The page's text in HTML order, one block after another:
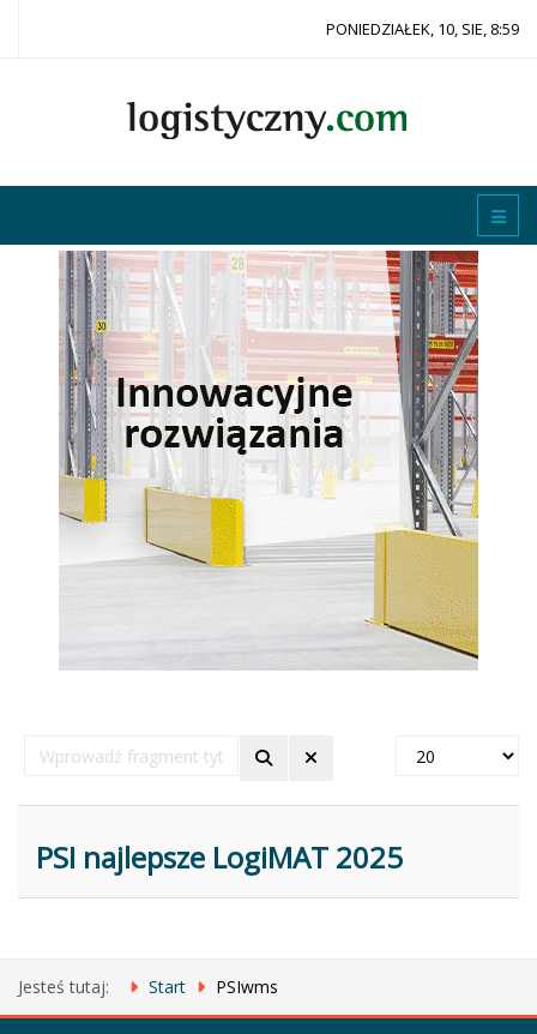
PONIEDZIAŁEK, 10, SIE, 8:59
Wprowadź
fragment
Pokaż
PSI najlepsze LogiMAT 2025
Jesteś tutaj: Start PSIwms